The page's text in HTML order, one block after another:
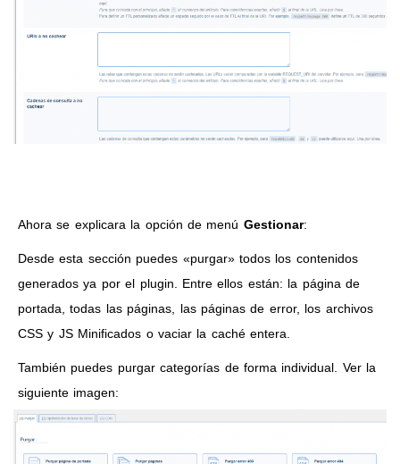
Ahora se explicara la opción de menú Gestionar:
Desde esta sección puedes «purgar» todos los contenidos
generados ya por el plugin. Entre ellos están: la página de
portada, todas las páginas, las páginas de error, los archivos
CSS y JS Minificados o vaciar la caché entera.
También puedes purgar categorías de forma individual. Ver la
siguiente imagen: